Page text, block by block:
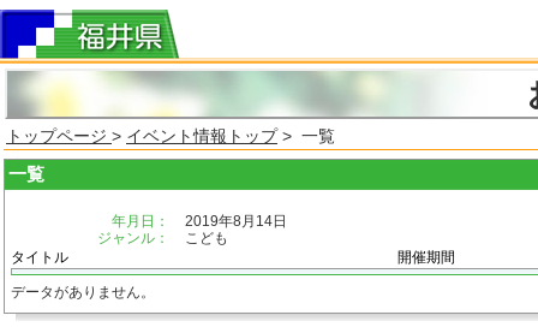
トップページ > イベント情報トップ> 一覧
一覧
年月日：
2019年8月14日
ジャンル：
こども
タイトル
開催期間
データがありません。